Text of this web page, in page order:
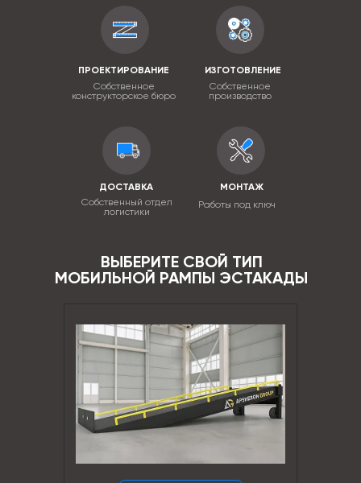
ПРОЕКТИРОВАНИЕ
Собственное
конструкторское бюро
ИЗГОТОВЛЕНИЕ
Собственное
производство
ДОСТАВКА
Собственный отдел
логистики
МОНТАЖ
Работы под ключ
ВЫБЕРИТЕ СВОЙ ТИП
МОБИЛЬНОЙ РАМПЫ ЭСТАКАДЫ